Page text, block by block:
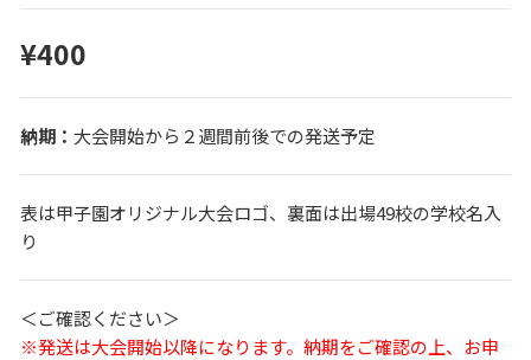
¥400
大会開始から２週間前後での発送予定
表は甲子園オリジナル大会ロゴ、裏面は出場49校の学校名入
り
＜ご確認ください＞
※発送は大会開始以降になります。納期をご確認の上、お申